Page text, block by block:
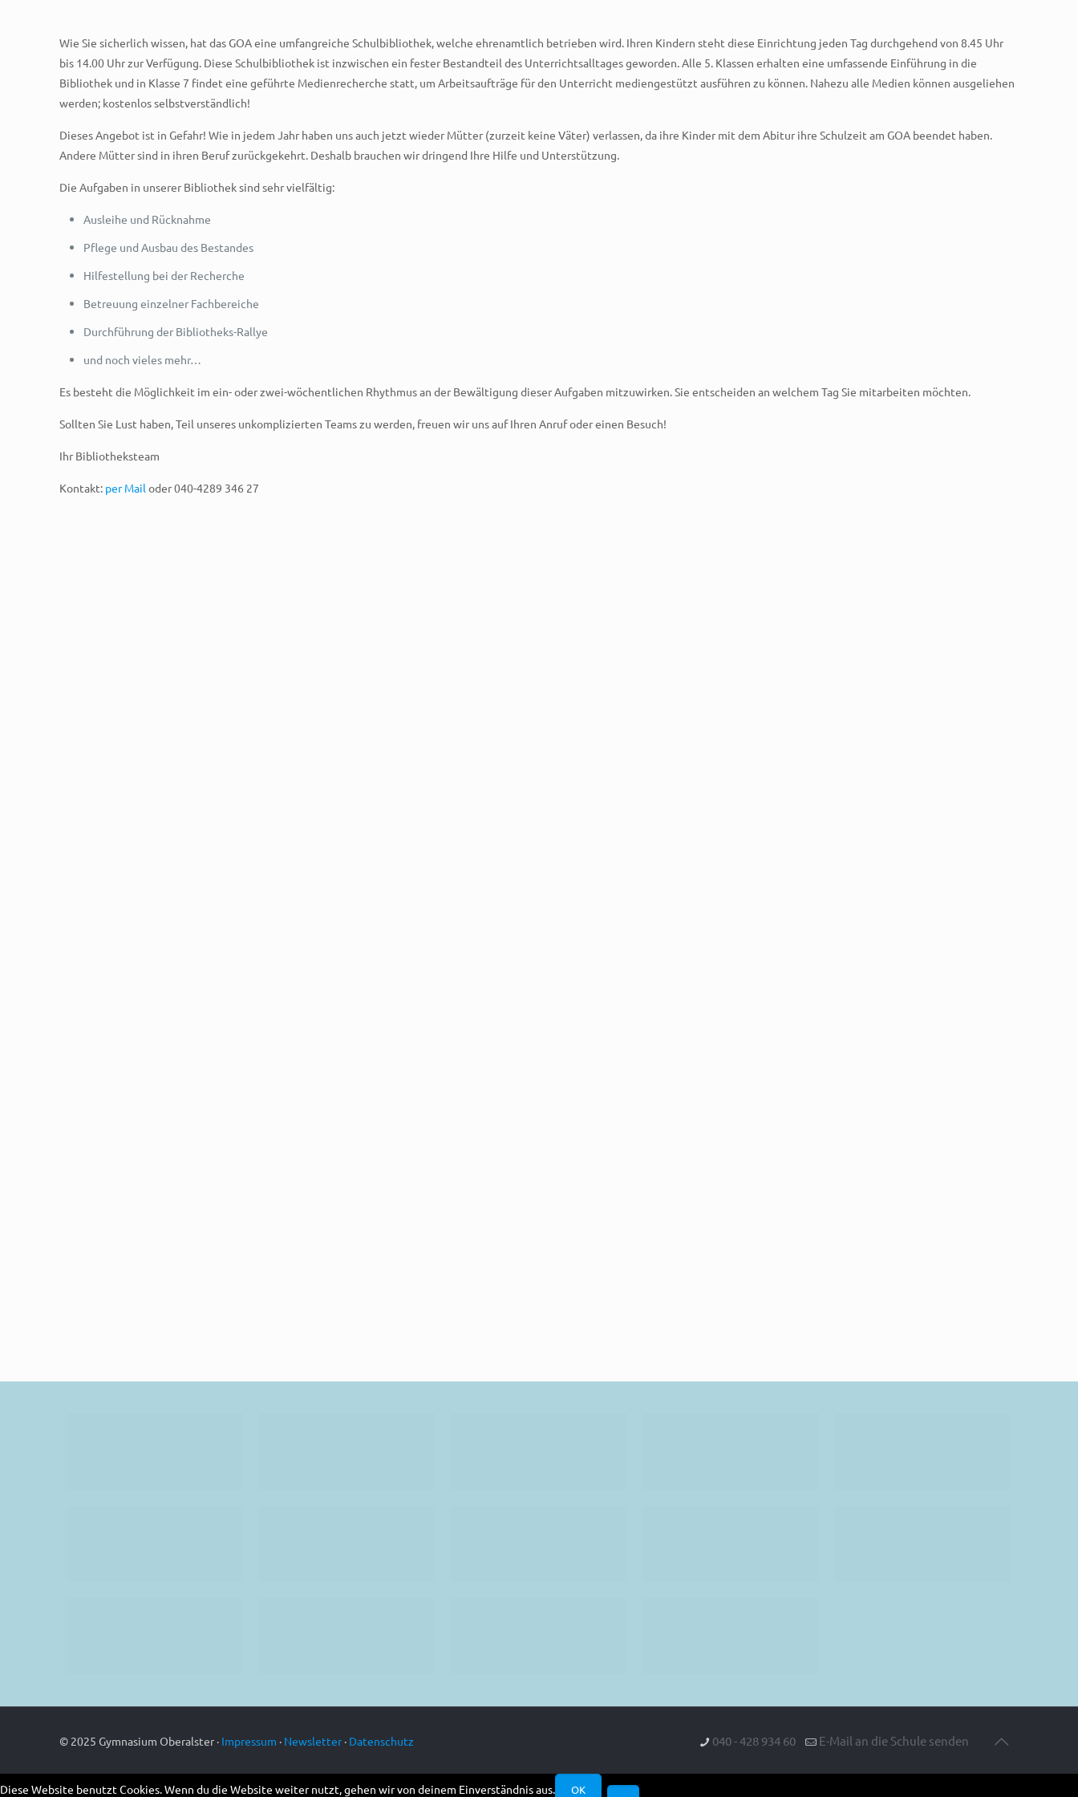
Wie Sie sicherlich wissen, hat das GOA eine umfangreiche Schulbibliothek, welche ehrenamtlich betrieben wird. Ihren Kindern steht diese Einrichtung jeden Tag durchgehend von 8.45 Uhr
bis 14.00 Uhr zur Verfügung. Diese Schulbibliothek ist inzwischen ein fester Bestandteil des Unterrichtsalltages geworden. Alle 5. Klassen erhalten eine umfassende Einführung in die
Bibliothek und in Klasse 7 findet eine geführte Medienrecherche statt, um Arbeitsaufträge für den Unterricht mediengestützt ausführen zu können. Nahezu alle Medien können ausgeliehen
werden; kostenlos selbstverständlich!
Dieses Angebot ist in Gefahr! Wie in jedem Jahr haben uns auch jetzt wieder Mütter (zurzeit keine Väter) verlassen, da ihre Kinder mit dem Abitur ihre Schulzeit am GOA beendet haben.
Andere Mütter sind in ihren Beruf zurückgekehrt. Deshalb brauchen wir dringend Ihre Hilfe und Unterstützung.
Die Aufgaben in unserer Bibliothek sind sehr vielfältig:
Ausleihe und Rücknahme
Pflege und Ausbau des Bestandes
Hilfestellung bei der Recherche
Betreuung einzelner Fachbereiche
Durchführung der Bibliotheks-Rallye
und noch vieles mehr…
Es besteht die Möglichkeit im ein- oder zwei-wöchentlichen Rhythmus an der Bewältigung dieser Aufgaben mitzuwirken. Sie entscheiden an welchem Tag Sie mitarbeiten möchten.
Sollten Sie Lust haben, Teil unseres unkomplizierten Teams zu werden, freuen wir uns auf Ihren Anruf oder einen Besuch!
Ihr Bibliotheksteam
Kontakt: per Mail oder 040-4289 346 27
© 2025 Gymnasium Oberalster · Impressum · Newsletter· Datenschutz 040 - 428 934 60 E-Mail an die Schule senden
Diese Website benutzt Cookies. Wenn du die Website weiter nutzt, gehen wir von deinem Einverständnis aus. OK